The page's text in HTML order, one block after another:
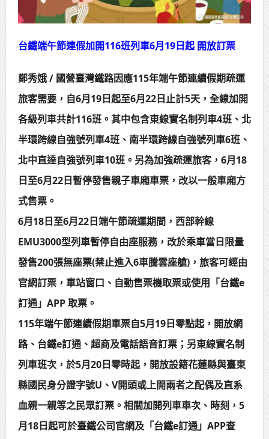
蔣萬安指示各單位提前完成海豚颱
推動瑞芳礦業文化保存 打造山海觀光
新品牌
中壢三教紫雲宮捐贈救護車 挹注桃
消救護量能
總統接見日本戰略研究論壇暨福和
會訪團 盼深化臺日合作促進印太和平
繁榮
台鐵端午節連假加開116班列車6月19日起 開放訂票
鄭秀娥 / 國營臺灣鐵路因應115年端午節連續假期疏運
旅客需要，自6月19日起至6月22日止計5天，全線加開
各級列車共計116班。其中包含東線實名制列車4班、北
半環跨線自強號列車4班、南半環跨線自強號列車6班、
北中直達自強號列車10班。另為加強疏運旅客，6月18
日至6月22日暫停發售親子車廂車票，改以一般車廂方
式售票。
6月18日至6月22日端午節疏運期間，西部幹線
EMU3000型列車暫停自由座服務，改於乘車當日限量
發售200張無座票(禁止進入6車騰雲座艙)，旅客可經由
官網訂票，車站窗口、自動售票機取票或使用「台鐵e
訂通」APP 取票。
115年端午節連續假期車票自5月19日零點起，開放網
路、台鐵e訂通、超商及電話語音訂票；另東線實名制
列車班次，於5月20日零時起，開放設籍花蓮縣與臺東
縣國民身分證字號U、V開頭或上開兩者之配偶及直系
血親一親等之民眾訂票。相關加開列車車次、時刻，5
月18日起可於臺鐵公司官網及「台鐵e訂通」APP查